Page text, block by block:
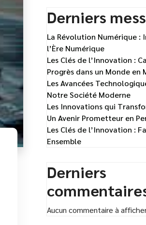
Derniers
La Révolution Numérique :
l’Ère Numérique
Les Clés de l’Innovation :
Progrès dans un Monde en
Les Avancées
Notre Société Moderne
Les Innovations qui
Un Avenir Prometteur en
Les Clés de l’Innovation :
Ensemble
Derniers
Aucun commentaire à